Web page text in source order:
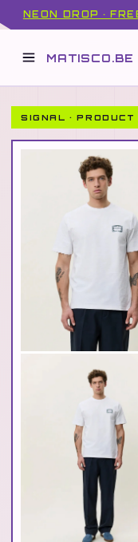
NEON DROP ·
MATISCO.BE
SIGNAL · PRODUCT